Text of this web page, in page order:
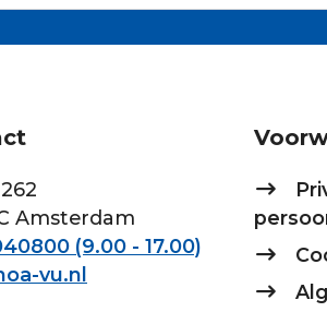
Amsterdam
(9.00 - 17.00)
vu.nl